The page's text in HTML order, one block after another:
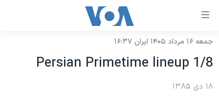
لینکهای
دسترسی
جهش
محتوای
نسخه سبک وب‌سایت
موضوع ها
جمعه ۱۶ مرداد ۱۴۰۵ ایران ۱۶:۳۷
Persian Primetime lineup 1/8
۱۸ دی ۱۳۸۵